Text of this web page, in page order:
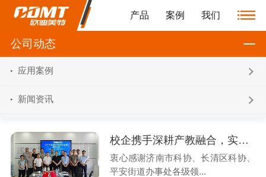
产品 案例 我们
公司动态
应用案例
新闻资讯
校企携手深耕产教融合，实践基地赋能科技创新发展
衷心感谢济南市科协、长清区科协、
平安街道办事处各级领...